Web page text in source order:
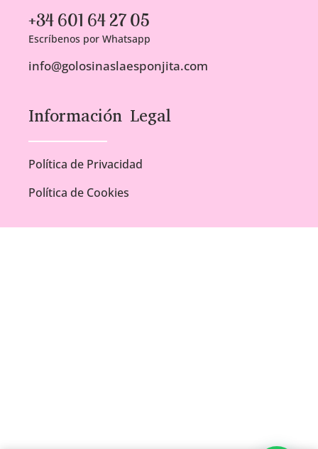
+34 601 64 27 05
Escríbenos por Whatsapp
info@golosinaslaesponjita.com
Información Legal
Política de Privacidad
Política de Cookies